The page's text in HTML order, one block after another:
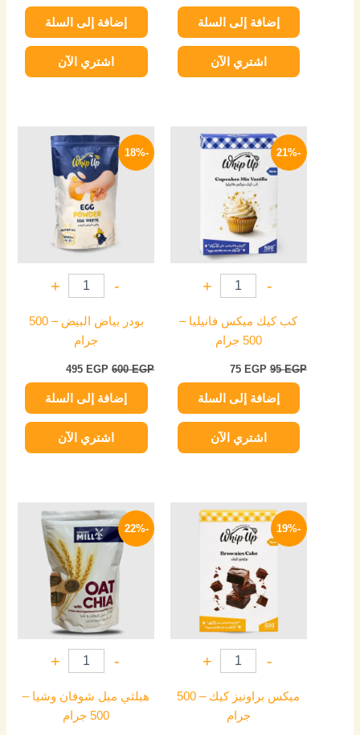
إضافة إلى السلة
اشتري الآن
إضافة إلى السلة
اشتري الآن
-21%
-
+
كب كيك ميكس فانيليا –
500 جرام
95EGP
السعر
الأصلي
هو:
95 EGP.
75 EGP
السعر
الحالي
هو:
إضافة إلى السلة
اشتري الآن
-18%
-
+
بودر بياض البيض – 500
جرام
600EGP
السعر
الأصلي
هو:
600 EGP.
495 EGP
السعر
الحالي
هو:
495 EGP.
إضافة إلى السلة
اشتري الآن
-19%
-
+
ميكس براونيز كيك – 500
جرام
السعر
الأصلي
هو:
105 EGP.
السعر
الحالي
هو:
85 EGP.
-22%
-
+
هيلثي ميل شوفان وشيا –
500 جرام
السعر
الأصلي
هو:
100 EGP.
السعر
الحالي
هو:
78 EGP.